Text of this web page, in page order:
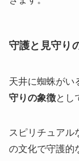
守護と見守り
天井に蜘蛛がい
守りの象徴とし
スピリチュアル
の文化で守護的